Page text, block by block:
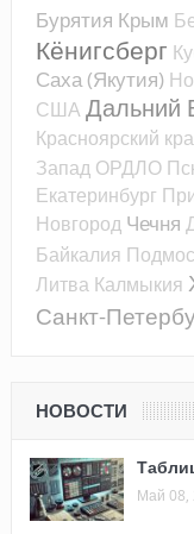
Бурятия Крым
Кёнигсберг
Саха (Якутия)
США Дальний
Красноярский
Запад ОРДЛО
Екатеринбург
Новгород Чечня
Байкалия
Литва Калмыкия
Санкт-
НОВОСТИ
Май 08,